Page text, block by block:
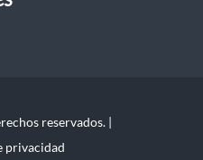
reservados. |
privacidad